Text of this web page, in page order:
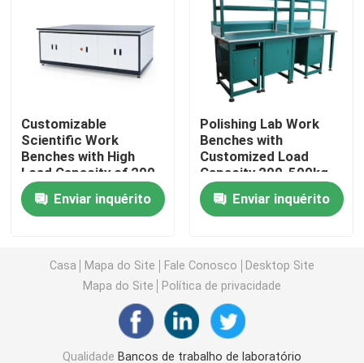
Armário de armazenamento de laboratório
Mobiliário de laboratório para estudantes
Banco do equilíbrio do laboratório
Bancada de laboratório
Cadeira elevadora de laboratório
Customizable
Scientific Work
Benches with High
Load Capacity of 200-
500kg
Enviar inquérito
Polishing Lab Work
Benches with
Customized Load
Capacity 200-500kg
and Powder Coating
Enviar inquérito
Casa Mapa do Site Fale Conosco
Desktop Site
Mapa do Site
Política de privacidade
Qualidade Bancos de trabalho de laboratório